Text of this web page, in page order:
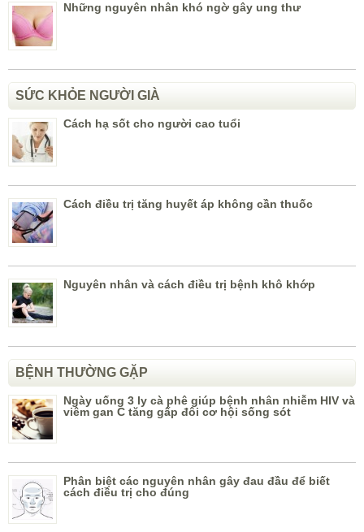
Những nguyên nhân khó ngờ gây ung thư
SỨC KHỎE NGƯỜI GIÀ
Cách hạ sốt cho người cao tuổi
Cách điều trị tăng huyết áp không cần thuốc
Nguyên nhân và cách điều trị bệnh khô khớp
BỆNH THƯỜNG GẶP
Ngày uống 3 ly cà phê giúp bệnh nhân nhiễm HIV và
viêm gan C tăng gấp đôi cơ hội sống sót
Phân biệt các nguyên nhân gây đau đầu để biết
cách điều trị cho đúng